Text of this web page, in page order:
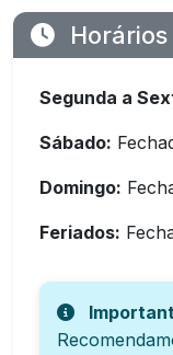
Segunda a
Sábado:
Domingo:
Feriados: